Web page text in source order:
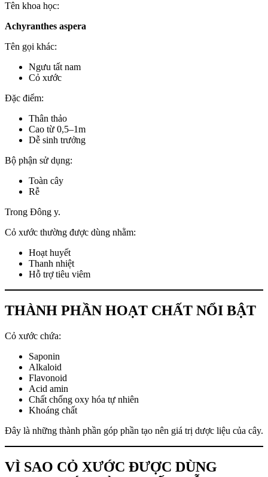
Tên khoa học:
Achyranthes aspera
Tên gọi khác:
Ngưu tất nam
Cỏ xước
Đặc điểm:
Thân thảo
Cao từ 0,5–1m
Dễ sinh trưởng
Bộ phận sử dụng:
Toàn cây
Rễ
Trong Đông y.
Cỏ xước thường được dùng nhằm:
Hoạt huyết
Thanh nhiệt
Hỗ trợ tiêu viêm
THÀNH PHẦN HOẠT CHẤT NỔI BẬT
Cỏ xước chứa:
Saponin
Alkaloid
Flavonoid
Acid amin
Chất chống oxy hóa tự nhiên
Khoáng chất
Đây là những thành phần góp phần tạo nên giá trị dược liệu của cây.
VÌ SAO CỎ XƯỚC ĐƯỢC DÙNG